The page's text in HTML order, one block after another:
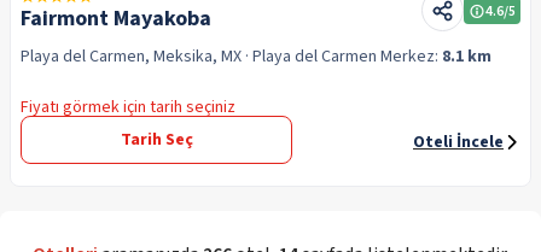
Fairmont Mayakoba 4.6/5
Playa del Carmen, Meksika, MX · Playa del Carmen Merkez: 8.1 km
Fiyatı görmek için tarih seçiniz
Tarih Seç
Oteli İncele